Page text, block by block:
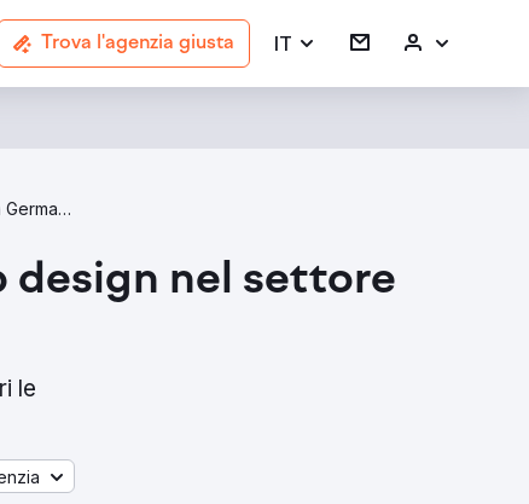
Trova l'agenzia giusta IT
Web Design Agencies In Germany
design nel settore
le